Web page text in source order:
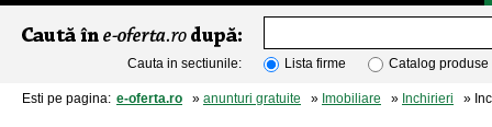
Cauta in sectiunile: Lista firme Catalog produse
Esti pe pagina: e-oferta.ro » anunturi gratuite » Imobiliare » Inchirieri »